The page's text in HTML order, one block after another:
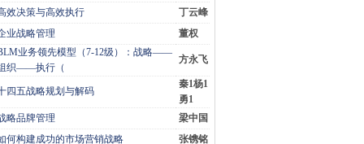
效决策与高效执行
丁云峰
业战略管理
董权
业务领先模型（7-12级）：战略——
织——执行（
方永飞
四五战略规划与解码
秦1杨1
勇1
略品牌管理
梁中国
何构建成功的市场营销战略
张镌铭